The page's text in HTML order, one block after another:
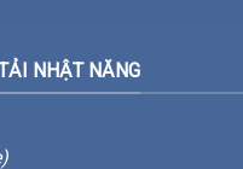
NHẬT NĂNG